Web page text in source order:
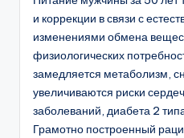
и коррекции в связи с
изменениями обмена
физиологических
замедляется метаболизм,
увеличиваются риски
заболеваний, диабета 2
Грамотно построенный